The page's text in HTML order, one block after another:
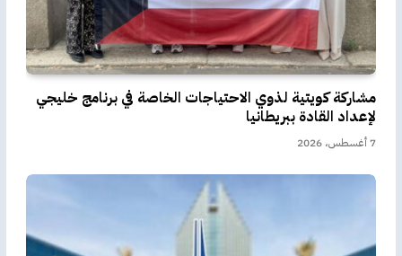
مشاركة كويتية لذوي الاحتياجات الخاصة في برنامج خليجي
لإعداد القادة ببريطانيا
7 أغسطس، 2026